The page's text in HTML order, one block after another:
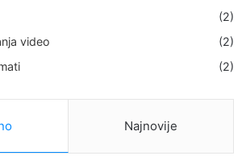
(2)
video
(2)
(2)
Najnovije